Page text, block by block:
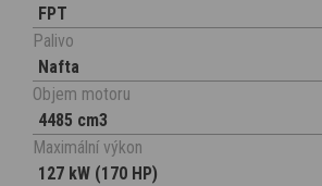
FPT
Palivo
Nafta
Objem motoru
4485 cm3
Maximální výkon
127 kW (170 HP)